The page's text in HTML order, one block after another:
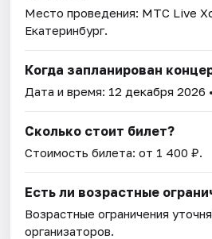
Место проведения: MTC Live
Екатеринбург.
Когда запланирован
Дата и время: 12 декабря 2026
Сколько стоит билет?
Стоимость билета: от 1 400 ₽.
Есть ли возрастные
Возрастные ограничения
организаторов.